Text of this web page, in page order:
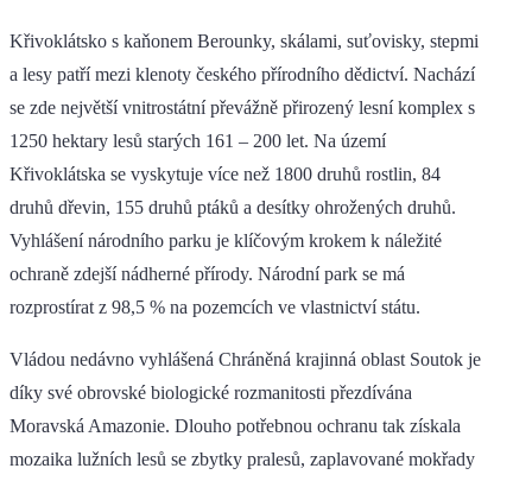
Křivoklátsko s kaňonem Berounky, skálami, suťovisky, stepmi
a lesy patří mezi klenoty českého přírodního dědictví. Nachází
se zde největší vnitrostátní převážně přirozený lesní komplex s
1250 hektary lesů starých 161 – 200 let. Na území
Křivoklátska se vyskytuje více než 1800 druhů rostlin, 84
druhů dřevin, 155 druhů ptáků a desítky ohrožených druhů.
Vyhlášení národního parku je klíčovým krokem k náležité
ochraně zdejší nádherné přírody. Národní park se má
rozprostírat z 98,5 % na pozemcích ve vlastnictví státu.
Vládou nedávno vyhlášená Chráněná krajinná oblast Soutok je
díky své obrovské biologické rozmanitosti přezdívána
Moravská Amazonie. Dlouho potřebnou ochranu tak získala
mozaika lužních lesů se zbytky pralesů, zaplavované mokřady